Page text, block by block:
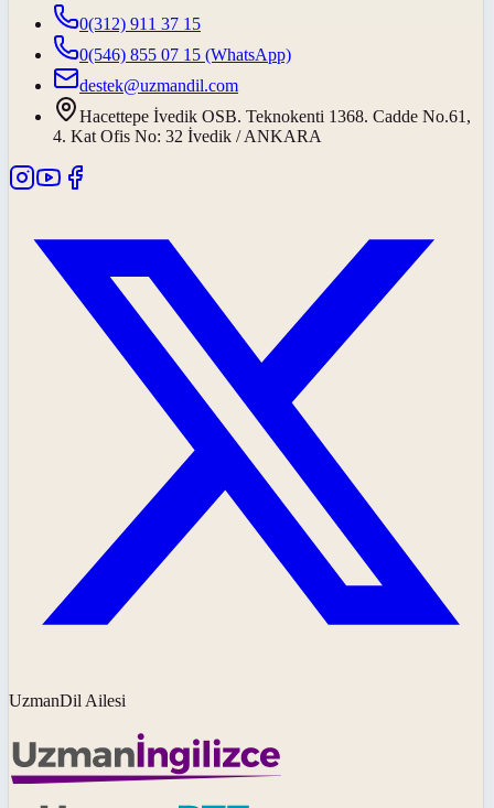
0(312) 911 37 15
0(546) 855 07 15 (WhatsApp)
destek@uzmandil.com
Hacettepe İvedik OSB. Teknokenti 1368. Cadde No.61,
4. Kat Ofis No: 32 İvedik / ANKARA
UzmanDil Ailesi